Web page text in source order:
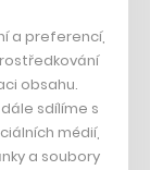
a preferencí,
obsahu.
sdílíme s
médií,
a soubory